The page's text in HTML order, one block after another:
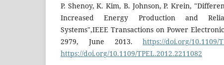
P. Shenoy, K. Kim, B. Johnson, P. Krein,
Increased Energy Production and
Systems",IEEE Transactions on Power
2979, June 2013.https://doi.org/10.1109/
https://doi.org/10.1109/TPEL.2012.2211082